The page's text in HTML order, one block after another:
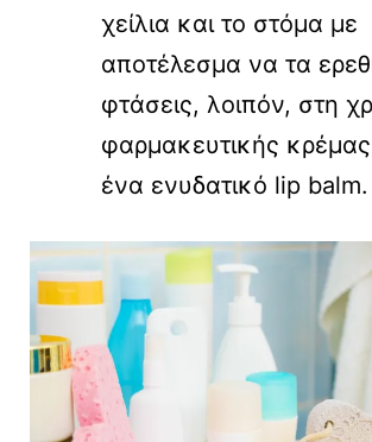
χείλια και το στόμα με
αποτέλεσμα να τα
φτάσεις, λοιπόν, στη
φαρμακευτικής
ένα ενυδατικό lip balm.